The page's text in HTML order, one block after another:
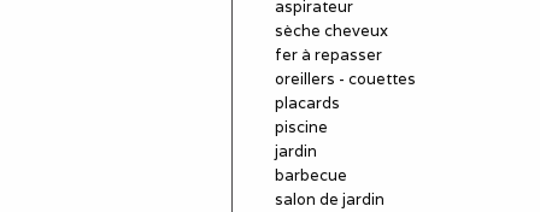
aspirateur
sèche cheveux
fer à repasser
oreillers - couettes
placards
piscine
jardin
barbecue
salon de jardin